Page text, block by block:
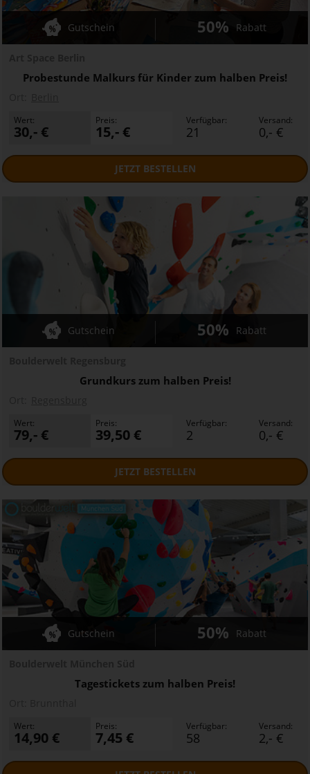
Probestunde Malkurs für Kinder zum halben Preis!
Gutschein 50% Rabatt
Wert:
30,- €
Preis:
15,- €
Verfügbar:
21
Versand:
0,- €
JETZTBESTELLEN
Grundkurs zum halben Preis!
Gutschein 50% Rabatt
Wert:
79,- €
Preis:
39,50 €
Verfügbar:
2
Versand:
0,- €
JETZTBESTELLEN
Tagestickets zum halben Preis!
Gutschein 50% Rabatt
Wert:
14,90 €
Preis:
7,45 €
Verfügbar:
58
Versand:
2,- €